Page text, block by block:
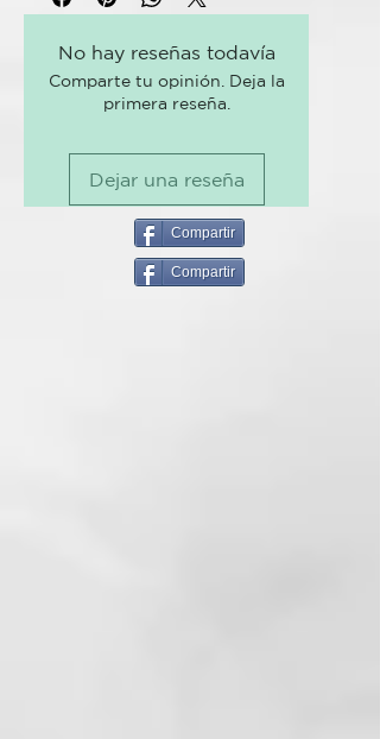
aclarado que aporta hidratación y
suaves y fáciles de peinar.
Refuerza y mantiene de forma
duradera los efectos beneficiosos
habitualmente ayuda a prevenir la
rotura y a reducir el
encrespamiento. Fórmula
enriquecida con Péptidos
derivados del Arroz y Ácido
Hialurónico de bajo y alto peso
No hay reseñas todavía
Comparte tu opinión. Deja la
primera reseña.
Dejar una reseña
Compartir
Compartir